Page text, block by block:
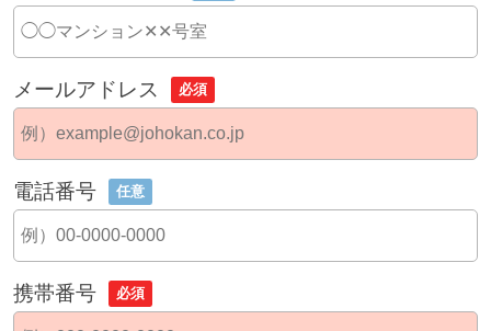
メールアドレス 必須
電話番号 任意
携帯番号 必須